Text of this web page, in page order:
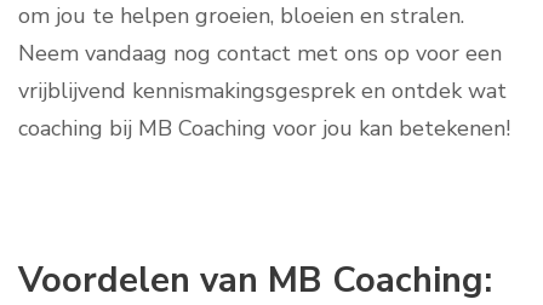
om jou te helpen groeien, bloeien en stralen.
Neem vandaag nog contact met ons op voor een
vrijblijvend kennismakingsgesprek en ontdek wat
coaching bij MB Coaching voor jou kan betekenen!
Voordelen van MB Coaching: